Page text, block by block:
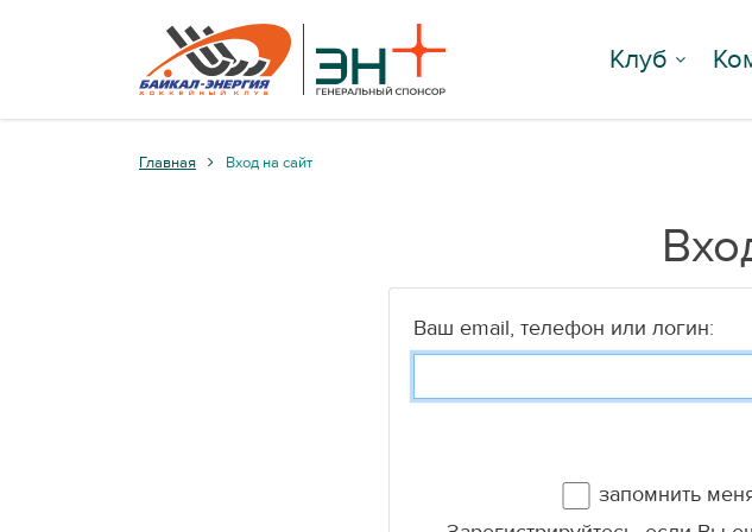
Клуб
Главная Вход на сайт
Ваш email, телефон или логин:
запомнить